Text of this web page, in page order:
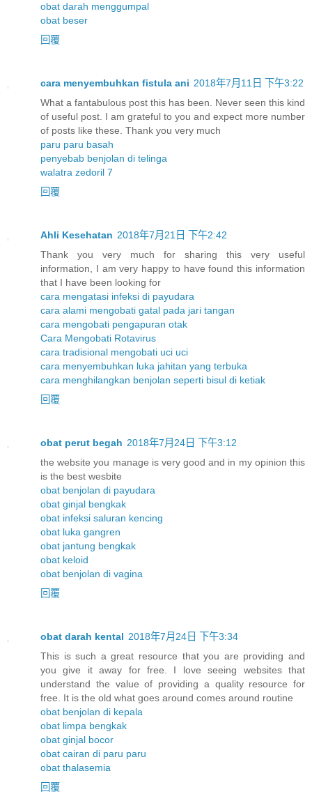
obat darah menggumpal
obat beser
回覆
cara menyembuhkan fistula ani 2018年7月11日 下午3:22
What a fantabulous post this has been. Never seen this kind
of useful post. I am grateful to you and expect more number
of posts like these. Thank you very much
paru paru basah
penyebab benjolan di telinga
walatra zedoril 7
回覆
Ahli Kesehatan 2018年7月21日 下午2:42
Thank you very much for sharing this very useful
information, I am very happy to have found this information
that I have been looking for
cara mengatasi infeksi di payudara
cara alami mengobati gatal pada jari tangan
cara mengobati pengapuran otak
Cara Mengobati Rotavirus
cara tradisional mengobati uci uci
cara menyembuhkan luka jahitan yang terbuka
cara menghilangkan benjolan seperti bisul di ketiak
回覆
obat perut begah 2018年7月24日 下午3:12
the website you manage is very good and in my opinion this
is the best wesbite
obat benjolan di payudara
obat ginjal bengkak
obat infeksi saluran kencing
obat luka gangren
obat jantung bengkak
obat keloid
obat benjolan di vagina
回覆
obat darah kental 2018年7月24日 下午3:34
This is such a great resource that you are providing and
you give it away for free. I love seeing websites that
understand the value of providing a quality resource for
free. It is the old what goes around comes around routine
obat benjolan di kepala
obat limpa bengkak
obat ginjal bocor
obat cairan di paru paru
obat thalasemia
回覆